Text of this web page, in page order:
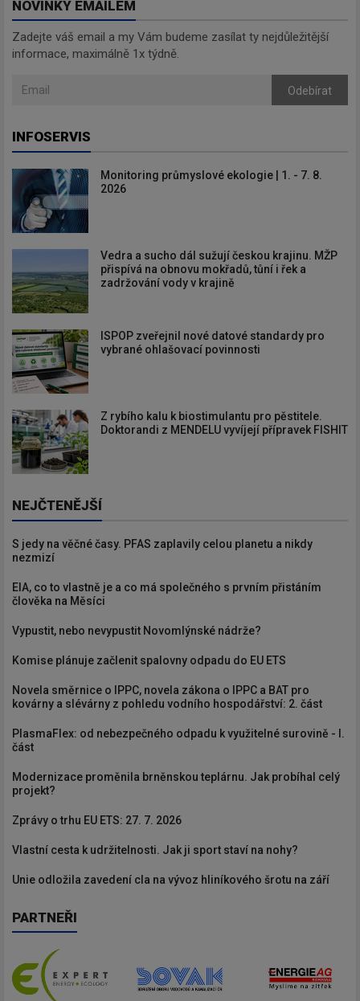
NOVINKY EMAILEM
Zadejte váš email a my Vám budeme zasílat ty nejdůležitější
informace, maximálně 1x týdně.
Odebírat
INFOSERVIS
Monitoring průmyslové ekologie | 1. - 7. 8.
2026
Vedra a sucho dál sužují českou krajinu. MŽP
přispívá na obnovu mokřadů, tůní i řek a
zadržování vody v krajině
ISPOP zveřejnil nové datové standardy pro
vybrané ohlašovací povinnosti
Z rybího kalu k biostimulantu pro pěstitele.
Doktorandi z MENDELU vyvíjejí přípravek FISHIT
NEJČTENĚJŠÍ
S jedy na věčné časy. PFAS zaplavily celou planetu a nikdy
nezmizí
EIA, co to vlastně je a co má společného s prvním přistáním
člověka na Měsíci
Vypustit, nebo nevypustit Novomlýnské nádrže?
Komise plánuje začlenit spalovny odpadu do EU ETS
Novela směrnice o IPPC, novela zákona o IPPC a BAT pro
kovárny a slévárny z pohledu vodního hospodářství: 2. část
PlasmaFlex: od nebezpečného odpadu k využitelné surovině - I.
část
Modernizace proměnila brněnskou teplárnu. Jak probíhal celý
projekt?
Zprávy o trhu EU ETS: 27. 7. 2026
Vlastní cesta k udržitelnosti. Jak ji sport staví na nohy?
Unie odložila zavedení cla na vývoz hliníkového šrotu na září
PARTNEŘI